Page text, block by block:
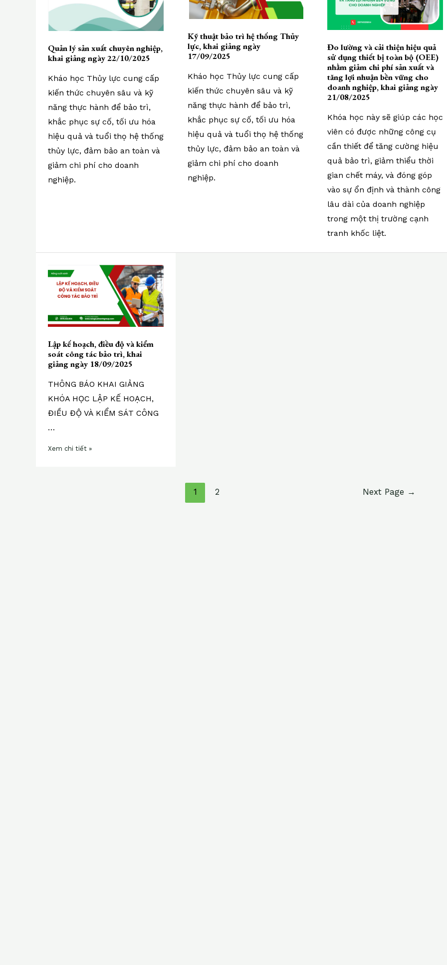
Quản lý sản xuất chuyên nghiệp,
khai giảng ngày 22/10/2025
Kháo học Thủy lực cung cấp
kiến thức chuyên sâu và kỹ
năng thực hành để bảo trì,
khắc phục sự cố, tối ưu hóa
hiệu quả và tuổi thọ hệ thống
thủy lực, đảm bảo an toàn và
giảm chi phí cho doanh
nghiệp.
Kỹ thuật bảo trì hệ thống Thủy
lực, khai giảng ngày
17/09/2025
Kháo học Thủy lực cung cấp
kiến thức chuyên sâu và kỹ
năng thực hành để bảo trì,
khắc phục sự cố, tối ưu hóa
hiệu quả và tuổi thọ hệ thống
thủy lực, đảm bảo an toàn và
giảm chi phí cho doanh
nghiệp.
Đo lường và cải thiện hiệu quả
sử dụng thiết bị toàn bộ (OEE)
nhằm giảm chi phí sản xuất và
tăng lợi nhuận bền vững cho
doanh nghiệp, khai giảng ngày
21/08/2025
Khóa học này sẽ giúp các học
viên có được những công cụ
cần thiết để tăng cường hiệu
quả bảo trì, giảm thiểu thời
gian chết máy, và đóng góp
vào sự ổn định và thành công
lâu dài của doanh nghiệp
trong một thị trường cạnh
tranh khốc liệt.
Lập kế hoạch, điều độ và kiểm
soát công tác bảo trì, khai
giảng ngày 18/09/2025
THÔNG BÁO KHAI GIẢNG
KHÓA HỌC LẬP KẾ HOẠCH,
ĐIỀU ĐỘ VÀ KIỂM SÁT CÔNG
…
Lập
hoạch,
độ
kiểm
soát
công
trì,
khai
18/09/2025
Xem chi tiết »
1 2 Next Page →